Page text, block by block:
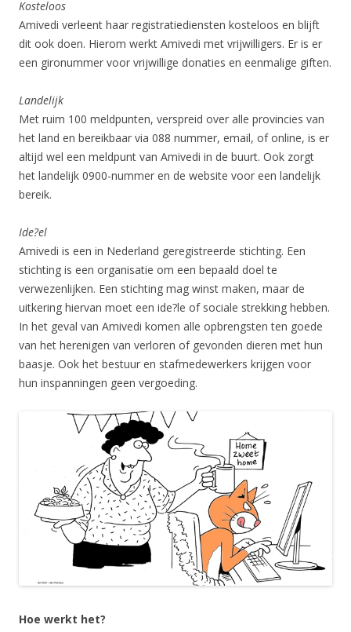
Kosteloos
Amivedi verleent haar registratiediensten kosteloos en blijft
dit ook doen. Hierom werkt Amivedi met vrijwilligers. Er is er
een gironummer voor vrijwillige donaties en eenmalige giften.
Landelijk
Met ruim 100 meldpunten, verspreid over alle provincies van
het land en bereikbaar via 088 nummer, email, of online, is er
altijd wel een meldpunt van Amivedi in de buurt. Ook zorgt
het landelijk 0900-nummer en de website voor een landelijk
bereik.
Ide?el
Amivedi is een in Nederland geregistreerde stichting. Een
stichting is een organisatie om een bepaald doel te
verwezenlijken. Een stichting mag winst maken, maar de
uitkering hiervan moet een ide?le of sociale strekking hebben.
In het geval van Amivedi komen alle opbrengsten ten goede
van het herenigen van verloren of gevonden dieren met hun
baasje. Ook het bestuur en stafmedewerkers krijgen voor
hun inspanningen geen vergoeding.
Hoe werkt het?